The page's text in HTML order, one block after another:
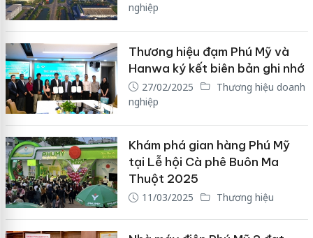
nghiệp
Thương hiệu đạm Phú Mỹ và
Hanwa ký kết biên bản ghi nhớ
27/02/2025
Thương hiệu doanh
nghiệp
Khám phá gian hàng Phú Mỹ
tại Lễ hội Cà phê Buôn Ma
Thuột 2025
11/03/2025 Thương hiệu